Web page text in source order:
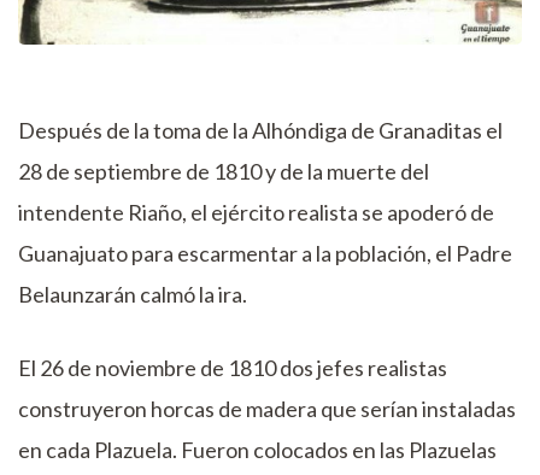
Después de la toma de la Alhóndiga de Granaditas el
28 de septiembre de 1810 y de la muerte del
intendente Riaño, el ejército realista se apoderó de
Guanajuato para escarmentar a la población, el Padre
Belaunzarán calmó la ira.
El 26 de noviembre de 1810 dos jefes realistas
construyeron horcas de madera que serían instaladas
en cada Plazuela. Fueron colocados en las Plazuelas